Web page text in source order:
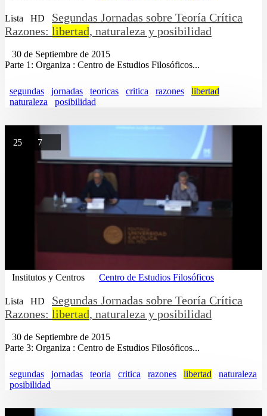
Lista HD
Segundas Jornadas sobre Teoría Crítica
Razones: libertad, naturaleza y posibilidad
30 de Septiembre de 2015
Parte 1: Organiza : Centro de Estudios Filosóficos...
segundas jornadas teoricas critica razones
libertad
naturaleza
posibilidad
25 7
Institutos y Centros Centro de Estudios Filosóficos
Lista HD
Segundas Jornadas sobre Teoría Crítica
Razones: libertad, naturaleza y posibilidad
30 de Septiembre de 2015
Parte 3: Organiza : Centro de Estudios Filosóficos...
segundas jornadas teoria critica razones libertad
naturaleza
posibilidad